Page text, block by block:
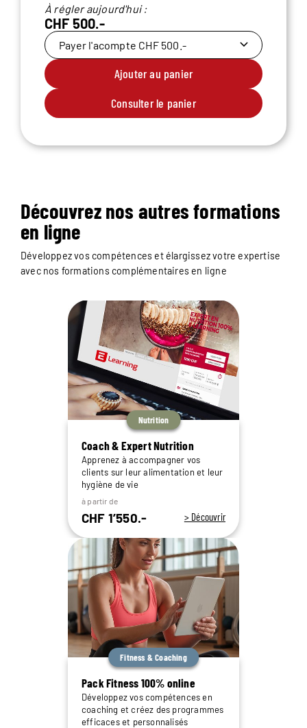
À régler aujourd'hui :
CHF 500.-
Payer l'acompte CHF 500.-
Ajouter au panier
Consulter le panier
Découvrez nos autres formations
en ligne
Développez vos compétences et élargissez votre expertise
avec nos formations complémentaires en ligne
Nutrition
Coach & Expert Nutrition
Apprenez à accompagner vos
clients sur leur alimentation et leur
hygiène de vie
à partir de
CHF 1’550.- > Découvrir
Fitness & Coaching
Pack Fitness 100% online
Développez vos compétences en
coaching et créez des programmes
efficaces et personnalisés